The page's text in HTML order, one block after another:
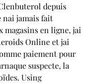
depuis
nai jamais fait
magasins en ligne, jai
Online et jai
paiement pour
suspecte, la
Using